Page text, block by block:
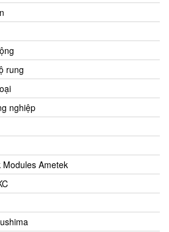
rung
nghiệp
Modules Ametek